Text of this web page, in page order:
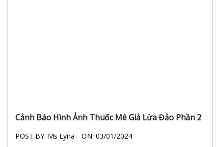
Cảnh Báo Hình Ảnh Thuốc Mê Giả Lừa Đảo Phần 2
POST BY: Ms Lyna ON: 03/01/2024